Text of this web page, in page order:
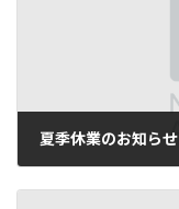
夏季休業のお知らせ